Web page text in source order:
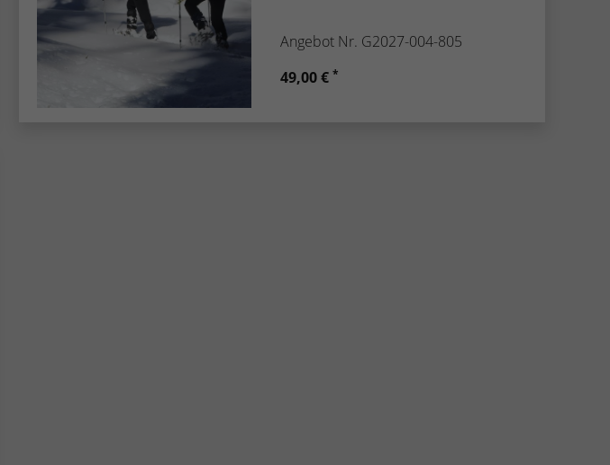
Angebot Nr. G2027-004-805
49,00 € *
und die Seiten in